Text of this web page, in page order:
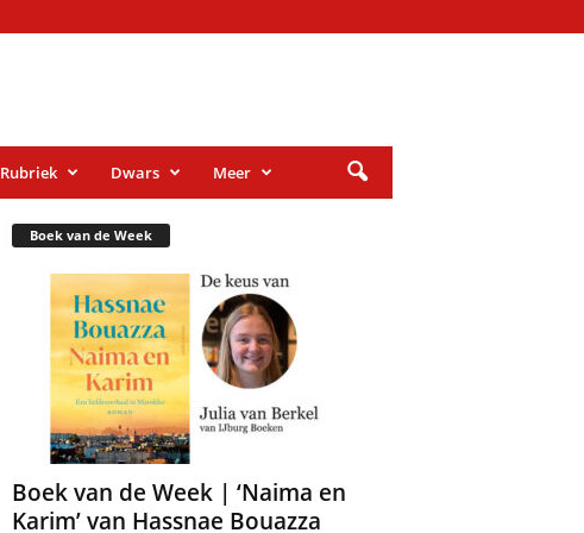
Rubriek Dwars Meer
Boek van de Week
Boek van de Week | ‘Naima en
Karim’ van Hassnae Bouazza